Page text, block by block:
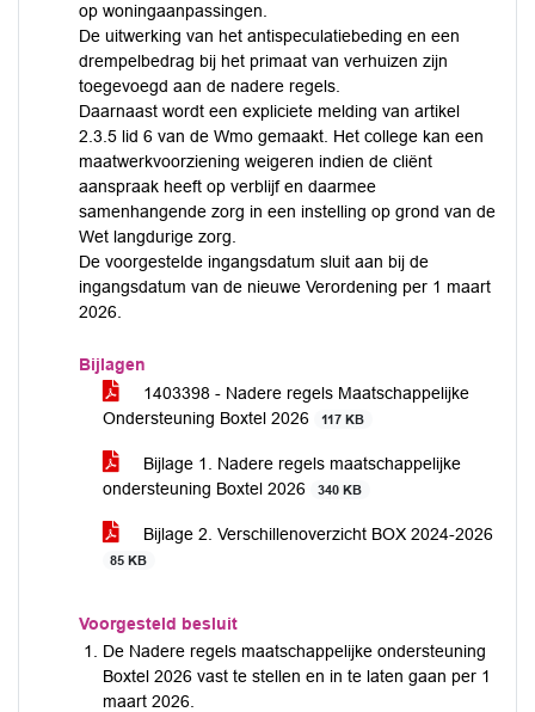
op woningaanpassingen.
De uitwerking van het antispeculatiebeding en een
drempelbedrag bij het primaat van verhuizen zijn
toegevoegd aan de nadere regels.
Daarnaast wordt een expliciete melding van artikel
2.3.5 lid 6 van de Wmo gemaakt. Het college kan een
maatwerkvoorziening weigeren indien de cliënt
aanspraak heeft op verblijf en daarmee
samenhangende zorg in een instelling op grond van de
Wet langdurige zorg.
De voorgestelde ingangsdatum sluit aan bij de
ingangsdatum van de nieuwe Verordening per 1 maart
2026.
Bijlagen
1403398 - Nadere regels Maatschappelijke
Ondersteuning Boxtel 2026
117 KB
Bijlage 1. Nadere regels maatschappelijke
ondersteuning Boxtel 2026
340 KB
Bijlage 2. Verschillenoverzicht BOX 2024-2026
85 KB
Voorgesteld besluit
De Nadere regels maatschappelijke ondersteuning
Boxtel 2026 vast te stellen en in te laten gaan per 1
maart 2026.